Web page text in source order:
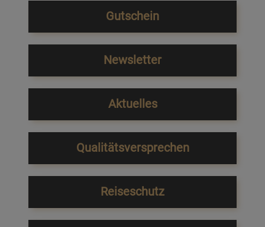
Gutschein
Newsletter
Aktuelles
Qualitätsversprechen
Reiseschutz